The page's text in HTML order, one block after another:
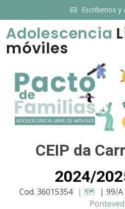
Escríbenos y
Adolescencia
móviles
CEIP da
2024/
Cod. 36015354 | 🗺️ | 99/A